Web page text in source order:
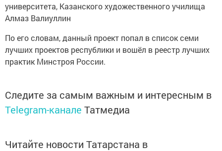
университета, Казанского художественного училища
Алмаз Валиуллин
По его словам, данный проект попал в список семи
лучших проектов республики и вошёл в реестр лучших
практик Минстроя России.
Следите за самым важным и интересным в
Telegram-канале Татмедиа
Читайте новости Татарстана в